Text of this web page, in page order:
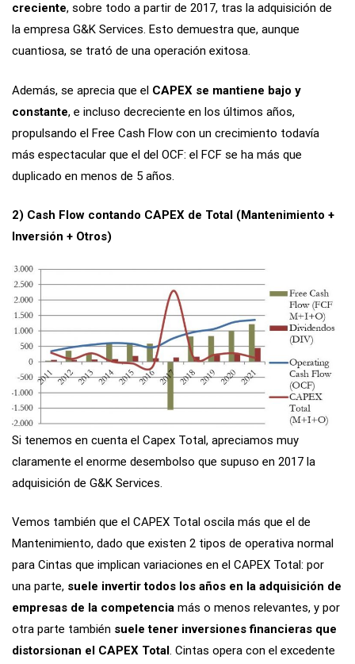
creciente, sobre todo a partir de 2017, tras la adquisición de
la empresa G&K Services. Esto demuestra que, aunque
cuantiosa, se trató de una operación exitosa.
Además, se aprecia que el CAPEX se mantiene bajo y
constante, e incluso decreciente en los últimos años,
propulsando el Free Cash Flow con un crecimiento todavía
más espectacular que el del OCF: el FCF se ha más que
duplicado en menos de 5 años.
2) Cash Flow contando CAPEX de Total (Mantenimiento +
Inversión + Otros)
Si tenemos en cuenta el Capex Total, apreciamos muy
claramente el enorme desembolso que supuso en 2017 la
adquisición de G&K Services.
Vemos también que el CAPEX Total oscila más que el de
Mantenimiento, dado que existen 2 tipos de operativa normal
para Cintas que implican variaciones en el CAPEX Total: por
una parte, suele invertir todos los años en la adquisición de
empresas de la competencia más o menos relevantes, y por
otra parte también suele tener inversiones financieras que
distorsionan el CAPEX Total. Cintas opera con el excedente